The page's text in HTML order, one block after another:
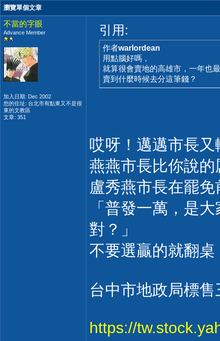
瀏覽單個文章
不當的字眼
Advance Member
加入日期: Dec 2002
您的住址: 台北市有點東又不是很
東的文教區
文章: 351
引用:
作者warlordean
用點腦好嗎，
就算很會賣地的高雄市，一年也
賣到什麼時候去分這筆錢？
哎呀！邁邁市長
燕燕市長比你說
盧秀燕市長在罷
「普發一萬，是
對？」
不要選贏的就翻
台中市地政局標
https://